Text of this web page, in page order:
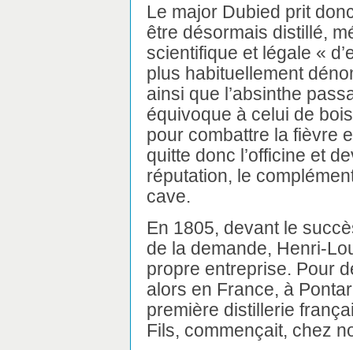
Le major Dubied prit
être désormais distillé,
scientifique et légale «
plus habituellement
ainsi que l’absinthe
équivoque à celui de
pour combattre la fièvre
quitte donc l’officine et
réputation, le
cave.
En 1805, devant le
de la demande, Henri-
propre entreprise. Pour
alors en France, à
première distillerie
Fils, commençait, chez